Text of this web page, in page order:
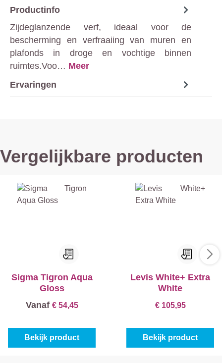
Productinfo
Zijdeglanzende verf, ideaal voor de
bescherming en verfraaiing van muren en
plafonds in droge en vochtige binnen
ruimtes.Voo… Meer
Ervaringen
Vergelijkbare producten
Sigma Tigron Aqua
Gloss
Vanaf € 54,45
Bekijk product
Levis White+ Extra
White
€ 105,95
Bekijk product